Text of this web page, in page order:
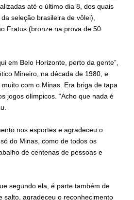
até o último dia 8, dos quais
seleção brasileira de vôlei),
Fratus (bronze na prova de 50
em Belo Horizonte, perto da gente”,
Mineiro, na década de 1980, e
com o Minas. Era briga de tapa
jogos olímpicos. “Acho que nada é
nos esportes e agradeceu o
do Minas, como de todos os
de centenas de pessoas e
segundo ela, é parte também de
agradeceu o reconhecimento